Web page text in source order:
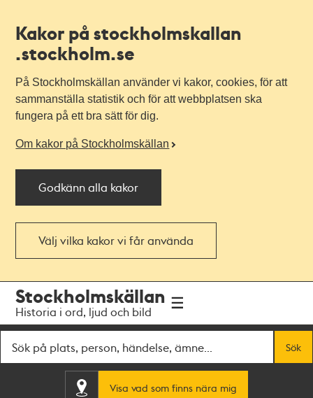
Kakor på stockholmskallan
.stockholm.se
På Stockholmskällan använder vi kakor, cookies, för att
sammanställa statistik och för att webbplatsen ska
fungera på ett bra sätt för dig.
Om kakor på Stockholmskällan
Godkänn alla kakor
Välj vilka kakor vi får använda
navigationen
huvudinnehållet
Stockholmskällan
Historia i ord, ljud och bild
Sök
Visa vad som finns nära mig